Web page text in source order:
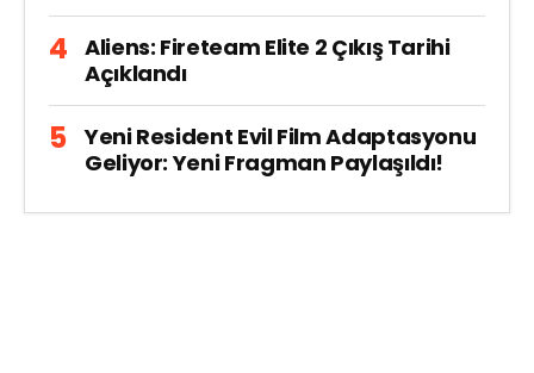
Aliens: Fireteam Elite 2 Çıkış Tarihi
Açıklandı
Yeni Resident Evil Film Adaptasyonu
Geliyor: Yeni Fragman Paylaşıldı!